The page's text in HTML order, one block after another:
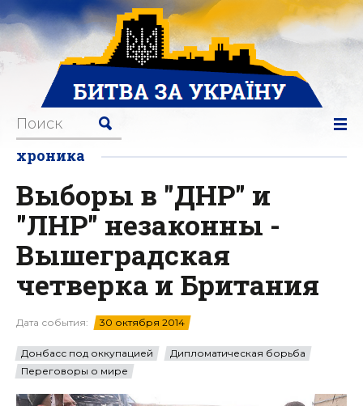
хроника
Выборы в "ДНР" и
"ЛНР" незаконны -
Вышеградская
четверка и Британия
Дата события: 30 октября 2014
Донбасс под оккупацией
Дипломатическая борьба
Переговоры о мире